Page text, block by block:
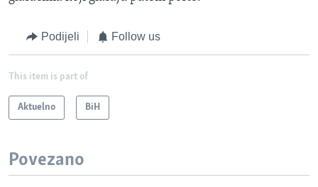
Podijeli Follow us
This item is part of
Aktuelno BiH
Povezano